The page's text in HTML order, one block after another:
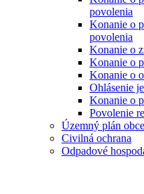
povolenia
Konanie o
povolenia
Konanie o
Konanie o
Konanie o
Ohlásenie
Konanie o
Povolenie
Územný plán obce
Civilná ochrana
Odpadové